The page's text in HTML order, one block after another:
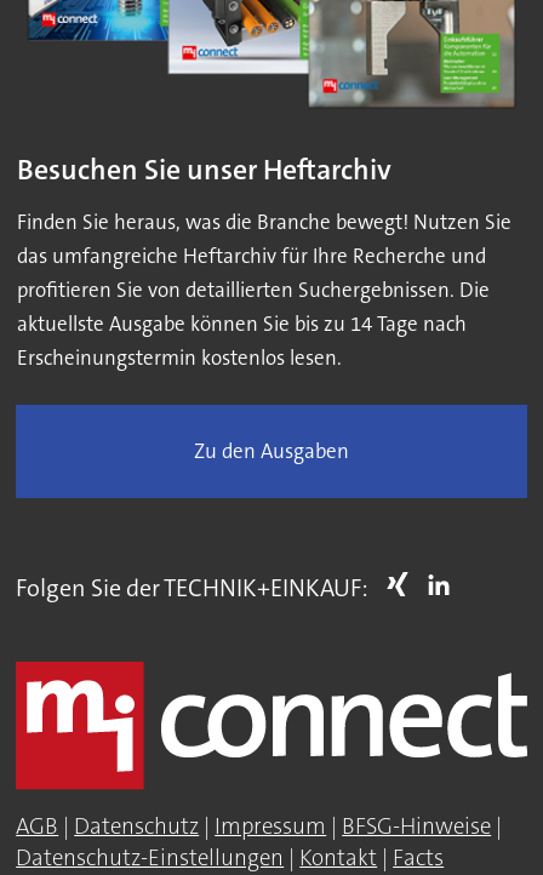
Besuchen Sie unser Heftarchiv
Finden Sie heraus, was die Branche bewegt! Nutzen Sie
das umfangreiche Heftarchiv für Ihre Recherche und
profitieren Sie von detaillierten Suchergebnissen. Die
aktuellste Ausgabe können Sie bis zu 14 Tage nach
Erscheinungstermin kostenlos lesen.
Zu den Ausgaben
Folgen Sie der TECHNIK+EINKAUF:
AGB | Datenschutz | Impressum | BFSG-Hinweise |
Datenschutz-Einstellungen | Kontakt | Facts